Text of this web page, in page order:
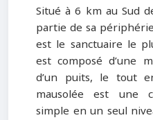
Situé à 6 km au Sud
partie de sa
est le sanctuaire le
est composé d’une
d’un puits, le tout
mausolée est une
simple en un seul